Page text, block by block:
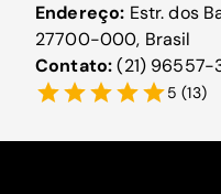
Endereço: Estr. dos
27700-000, Brasil
Contato:(21) 96557-
5 (13)